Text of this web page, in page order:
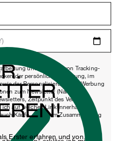
und Nutzung von Tracking-
der persönlichen Beratung, im
der Personalisierung von Werbung
zum Newsletter (Name des
Zeitpunkt des Versands,
auf welchen Link innerhalb des
Käufe, die ich im Zusammenhang
Erster erfahren und von